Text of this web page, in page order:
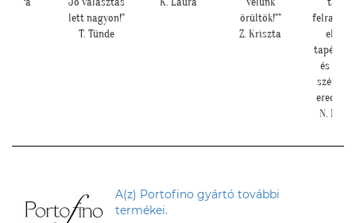
felrakásához,
először
A(z) Portofino gyártó további
termékei.